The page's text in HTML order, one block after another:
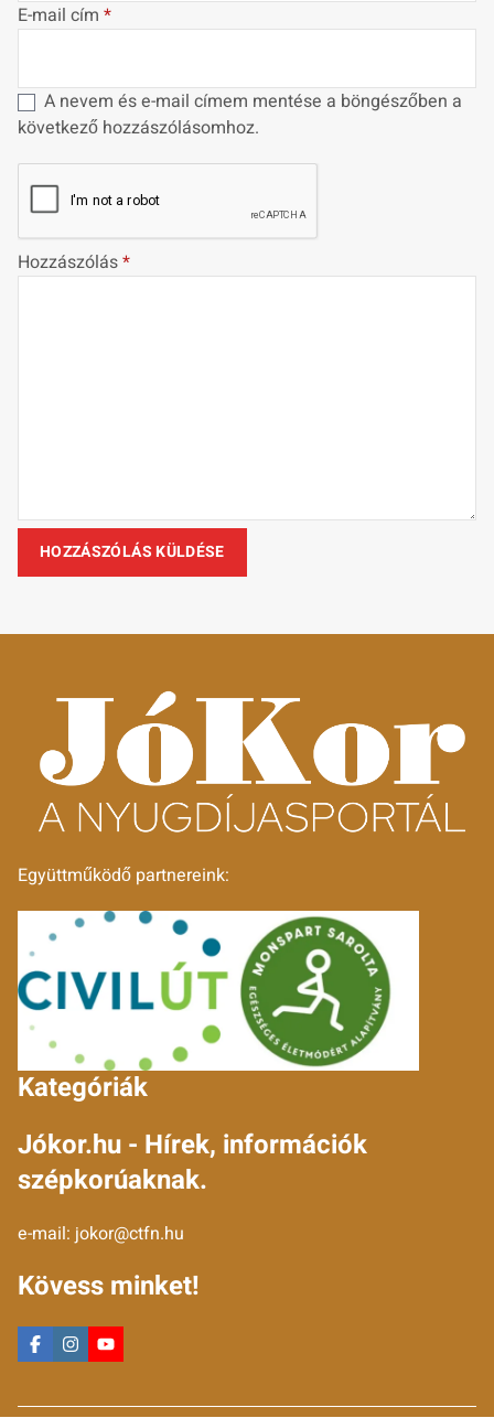
E-mail cím *
A nevem és e-mail címem mentése a böngészőben a
következő hozzászólásomhoz.
Hozzászólás*
Együttműködő partnereink:
Kategóriák
Jókor.hu - Hírek, információk
szépkorúaknak.
e-mail: jokor@ctfn.hu
Kövess minket!